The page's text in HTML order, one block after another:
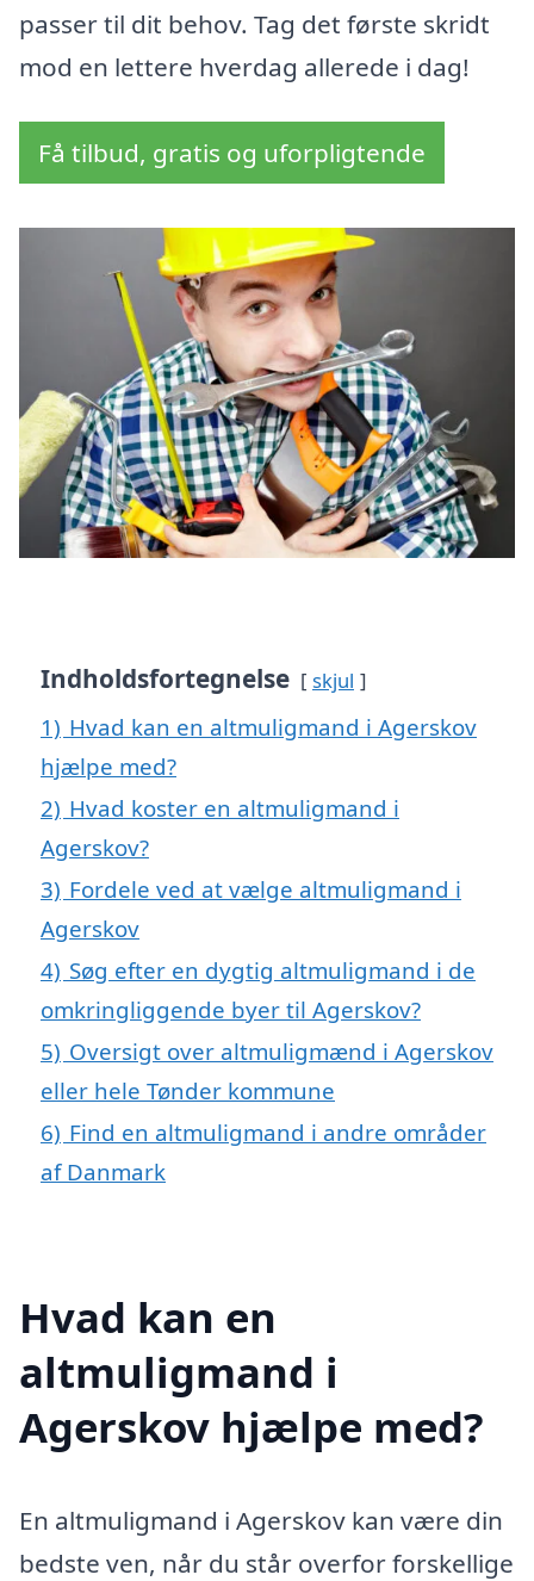
passer til dit behov. Tag det første skridt
mod en lettere hverdag allerede i dag!
Få tilbud, gratis og uforpligtende
Indholdsfortegnelse skjul
1) Hvad kan en altmuligmand i Agerskov
hjælpe med?
2) Hvad koster en altmuligmand i
Agerskov?
3) Fordele ved at vælge altmuligmand i
Agerskov
4) Søg efter en dygtig altmuligmand i de
omkringliggende byer til Agerskov?
5) Oversigt over altmuligmænd i Agerskov
eller hele Tønder kommune
6) Find en altmuligmand i andre områder
af Danmark
Hvad kan en
altmuligmand i
Agerskov hjælpe med?
En altmuligmand i Agerskov kan være din
bedste ven, når du står overfor forskellige